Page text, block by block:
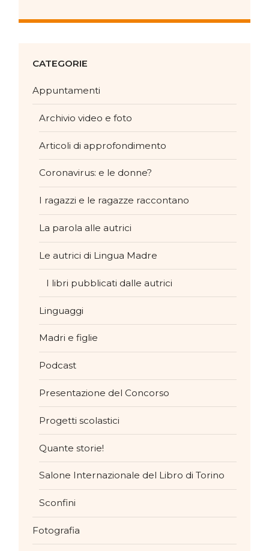
CATEGORIE
Appuntamenti
Archivio video e foto
Articoli di approfondimento
Coronavirus: e le donne?
I ragazzi e le ragazze raccontano
La parola alle autrici
Le autrici di Lingua Madre
I libri pubblicati dalle autrici
Linguaggi
Madri e figlie
Podcast
Presentazione del Concorso
Progetti scolastici
Quante storie!
Salone Internazionale del Libro di Torino
Sconfini
Fotografia